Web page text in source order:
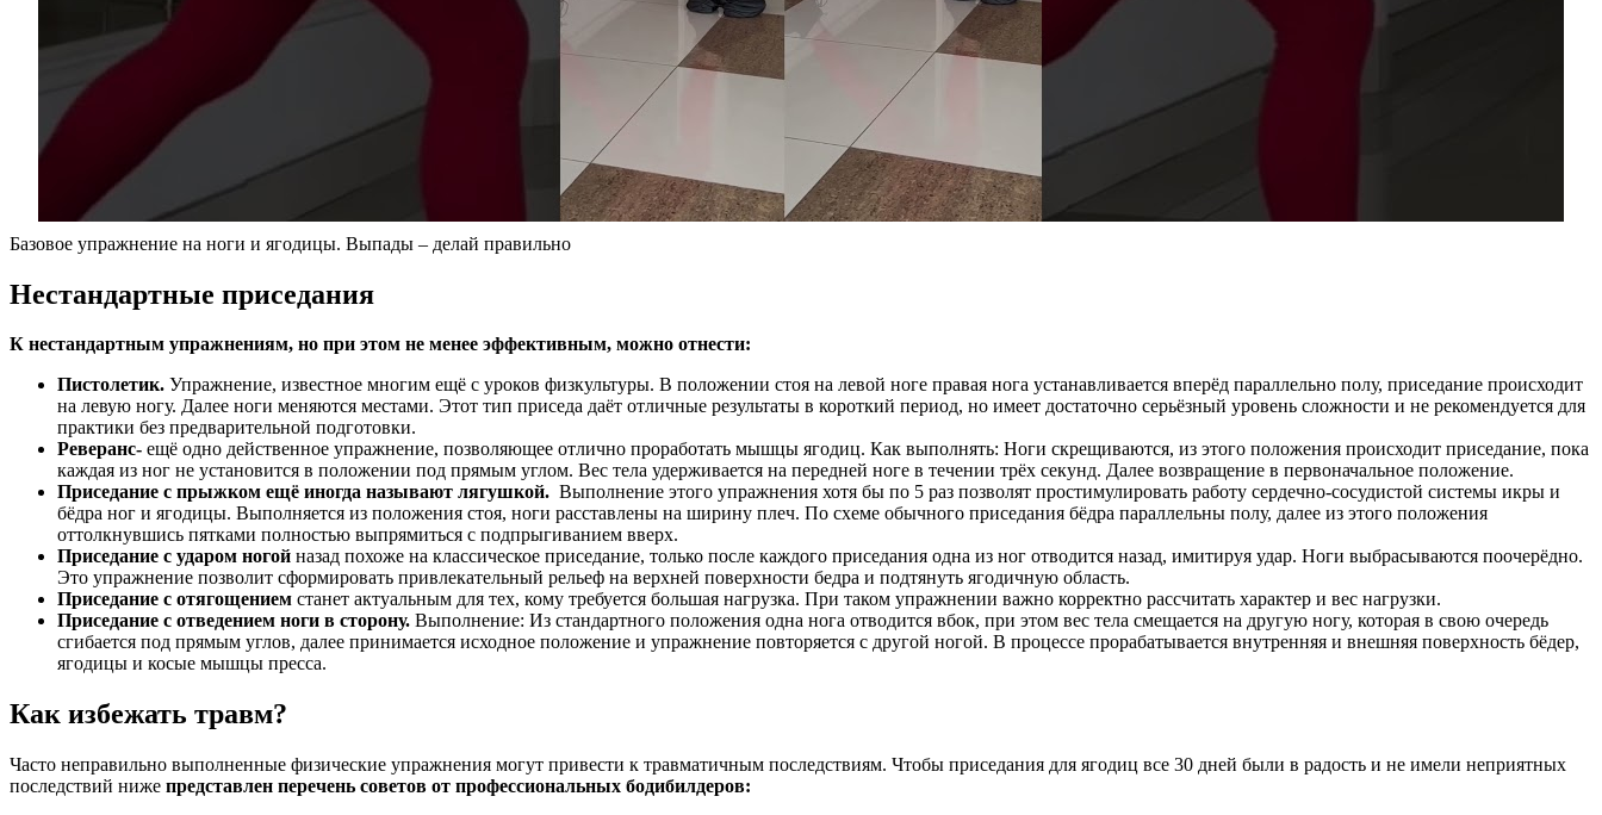
Базовое упражнение на ноги и ягодицы. Выпады – делай правильно
Нестандартные приседания
К нестандартным упражнениям, но при этом не менее эффективным, можно отнести:
Пистолетик. Упражнение, известное многим ещё с уроков физкультуры. В положении стоя на левой ноге правая нога устанавливается вперёд параллельно полу, приседание происходит
на левую ногу. Далее ноги меняются местами. Этот тип приседа даёт отличные результаты в короткий период, но имеет достаточно серьёзный уровень сложности и не рекомендуется для
практики без предварительной подготовки.
Реверанс- ещё одно действенное упражнение, позволяющее отлично проработать мышцы ягодиц. Как выполнять: Ноги скрещиваются, из этого положения происходит приседание, пока
каждая из ног не установится в положении под прямым углом. Вес тела удерживается на передней ноге в течении трёх секунд. Далее возвращение в первоначальное положение.
Приседание с прыжком ещё иногда называют лягушкой. Выполнение этого упражнения хотя бы по 5 раз позволят простимулировать работу сердечно-сосудистой системы икры и
бёдра ног и ягодицы. Выполняется из положения стоя, ноги расставлены на ширину плеч. По схеме обычного приседания бёдра параллельны полу, далее из этого положения
оттолкнувшись пятками полностью выпрямиться с подпрыгиванием вверх.
Приседание с ударом ногой назад похоже на классическое приседание, только после каждого приседания одна из ног отводится назад, имитируя удар. Ноги выбрасываются поочерёдно.
Это упражнение позволит сформировать привлекательный рельеф на верхней поверхности бедра и подтянуть ягодичную область.
Приседание с отягощением станет актуальным для тех, кому требуется большая нагрузка. При таком упражнении важно корректно рассчитать характер и вес нагрузки.
Приседание с отведением ноги в сторону. Выполнение: Из стандартного положения одна нога отводится вбок, при этом вес тела смещается на другую ногу, которая в свою очередь
сгибается под прямым углов, далее принимается исходное положение и упражнение повторяется с другой ногой. В процессе прорабатывается внутренняя и внешняя поверхность бёдер,
ягодицы и косые мышцы пресса.
Как избежать травм?
Часто неправильно выполненные физические упражнения могут привести к травматичным последствиям. Чтобы приседания для ягодиц все 30 дней были в радость и не имели неприятных
последствий ниже представлен перечень советов от профессиональных бодибилдеров: